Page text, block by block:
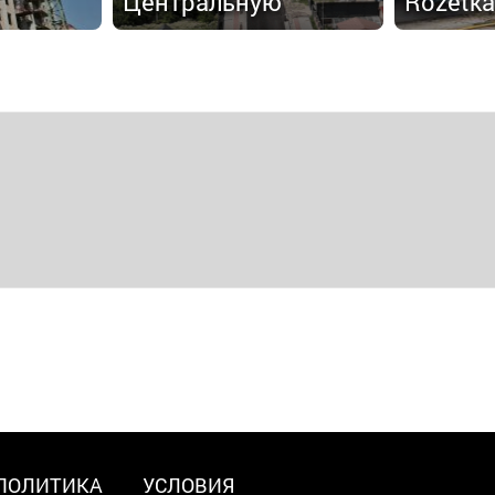
УСЛОВИЯ